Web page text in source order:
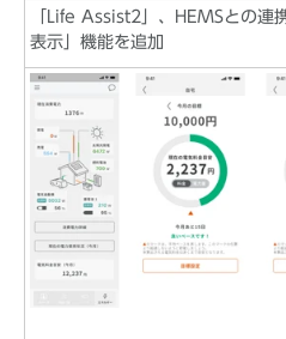
「Life Assist2」、HEMSとの連
表示」機能を追加